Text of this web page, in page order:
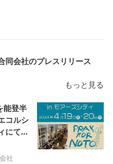
同会社のプレスリリース
もっと見る
能登半
コルシ
にて開
社